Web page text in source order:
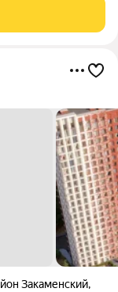
и воплотить
Закаменский,